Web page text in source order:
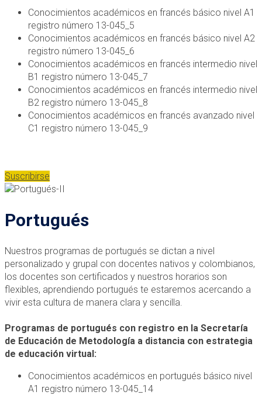
Conocimientos académicos en francés básico nivel A1
registro número 13-045_5
Conocimientos académicos en francés básico nivel A2
registro número 13-045_6
Conocimientos académicos en francés intermedio nivel
B1 registro número 13-045_7
Conocimientos académicos en francés intermedio nivel
B2 registro número 13-045_8
Conocimientos académicos en francés avanzado nivel
C1 registro número 13-045_9
Suscribirse
Portugués
Nuestros programas de portugués se dictan a nivel
personalizado y grupal con docentes nativos y colombianos,
los docentes son certificados y nuestros horarios son
flexibles, aprendiendo portugués te estaremos acercando a
vivir esta cultura de manera clara y sencilla.
Programas de portugués con registro en la Secretaría
de Educación de Metodología a distancia con estrategia
de educación virtual:
Conocimientos académicos en portugués básico nivel
A1 registro número 13-045_14